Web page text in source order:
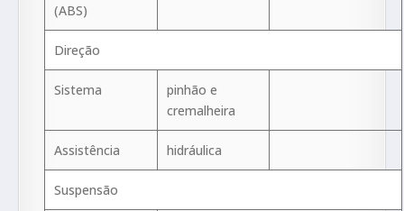
(ABS)
Direção
Sistema
pinhão e
cremalheira
Assistência hidráulica
Suspensão